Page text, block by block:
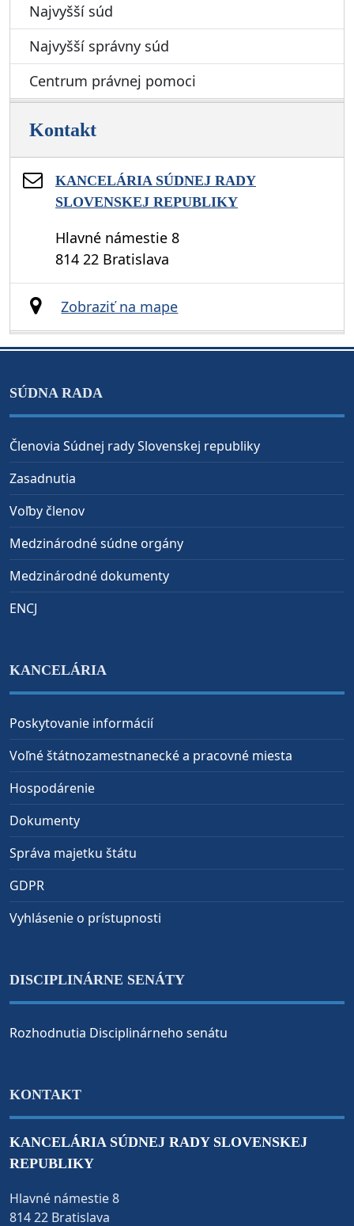
Najvyšší súd
Najvyšší správny súd
Centrum právnej pomoci
Kontakt
KANCELÁRIA SÚDNEJ RADY
SLOVENSKEJ REPUBLIKY
Hlavné námestie 8
814 22 Bratislava
Zobraziť na mape
SÚDNA RADA
Členovia Súdnej rady Slovenskej republiky
Zasadnutia
Voľby členov
Medzinárodné súdne orgány
Medzinárodné dokumenty
ENCJ
KANCELÁRIA
Poskytovanie informácií
Voľné štátnozamestnanecké a pracovné miesta
Hospodárenie
Dokumenty
Správa majetku štátu
GDPR
Vyhlásenie o prístupnosti
DISCIPLINÁRNE SENÁTY
Rozhodnutia Disciplinárneho senátu
KONTAKT
KANCELÁRIA SÚDNEJ RADY SLOVENSKEJ
REPUBLIKY
Hlavné námestie 8
814 22 Bratislava